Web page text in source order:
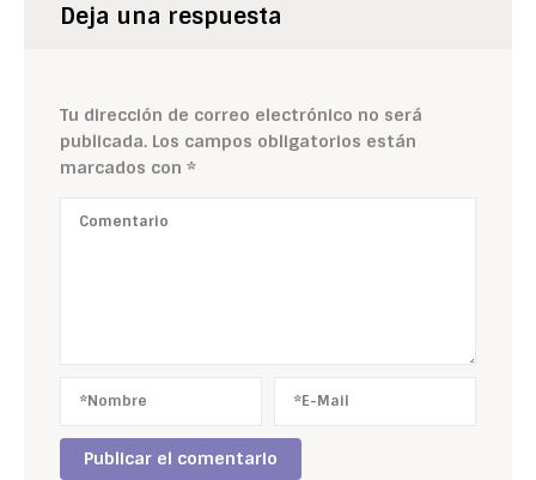
Deja una respuesta
Tu dirección de correo electrónico no será
publicada. Los campos obligatorios están
marcados con *